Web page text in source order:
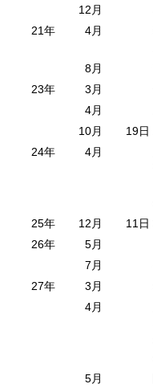
12月
21年
4月
8月
23年
3月
4月
10月
19日
24年
4月
25年
12月 11日
26年
5月
7月
27年
3月
4月
5月